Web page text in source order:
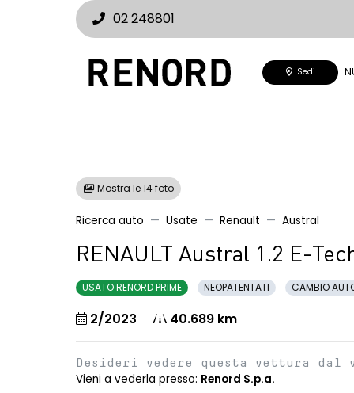
02 248801
Sedi
Mostra le 14 foto
Ricerca auto Usate Renault Austral
RENAULT Austral 1.2 E-
USATO RENORD PRIME NEOPATENTATI CAMBIO
2/2023 40.689 km
Desideri vedere questa vettura dal
Vieni a vederla presso: Renord S.p.a.